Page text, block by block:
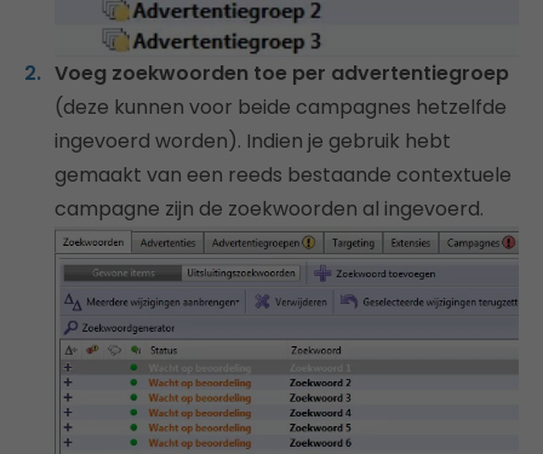
Voeg zoekwoorden toe per advertentiegroep
(deze kunnen voor beide campagnes hetzelfde
ingevoerd worden). Indien je gebruik hebt
gemaakt van een reeds bestaande contextuele
campagne zijn de zoekwoorden al ingevoerd.